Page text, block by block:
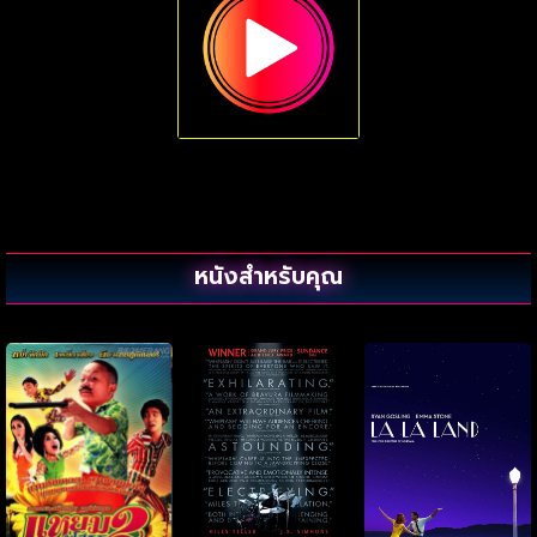
หนังสำหรับคุณ